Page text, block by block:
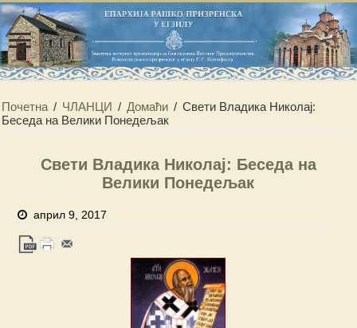
Почетна / ЧЛАНЦИ / Домаћи / Свети Владика Николај:
Беседа на Велики Понедељак
Свети Владика Николај: Беседа на
Велики Понедељак
април 9, 2017